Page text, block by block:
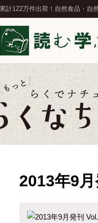
累計122万件出荷！自然食品・自
2013年9